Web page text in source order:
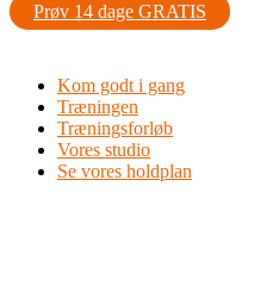
Prøv 14 dage GRATIS
Kom godt i gang
Træningen
Træningsforløb
Vores studio
Se vores holdplan